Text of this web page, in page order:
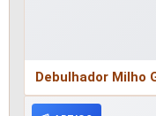
Debulhador Milho